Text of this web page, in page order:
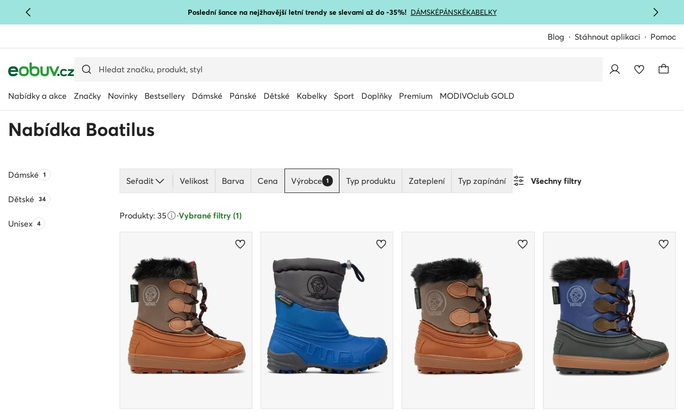
PŘEJÍT NA HLAVNÍ OBSAH Poslední šance na nejžhavější letní trendy se slevami až do -35%! DÁMSKÉPÁNSKÉKABELKY
Blog Stáhnout aplikaci Pomoc
Nabídky a akce Značky Novinky Bestsellery Dámské Pánské Dětské Kabelky Sport Doplňky Premium MODIVOclub GOLD
Nabídka Boatilus
DámskéPočet produktů:
1
DětskéPočet produktů:
34
UnisexPočet produktů:
4
Seřadit Velikost Barva Cena Výrobce 1 Typ produktu Zateplení Typ zapínání Všechny filtry
Produkty: 35 ·Vybrané filtry (1)